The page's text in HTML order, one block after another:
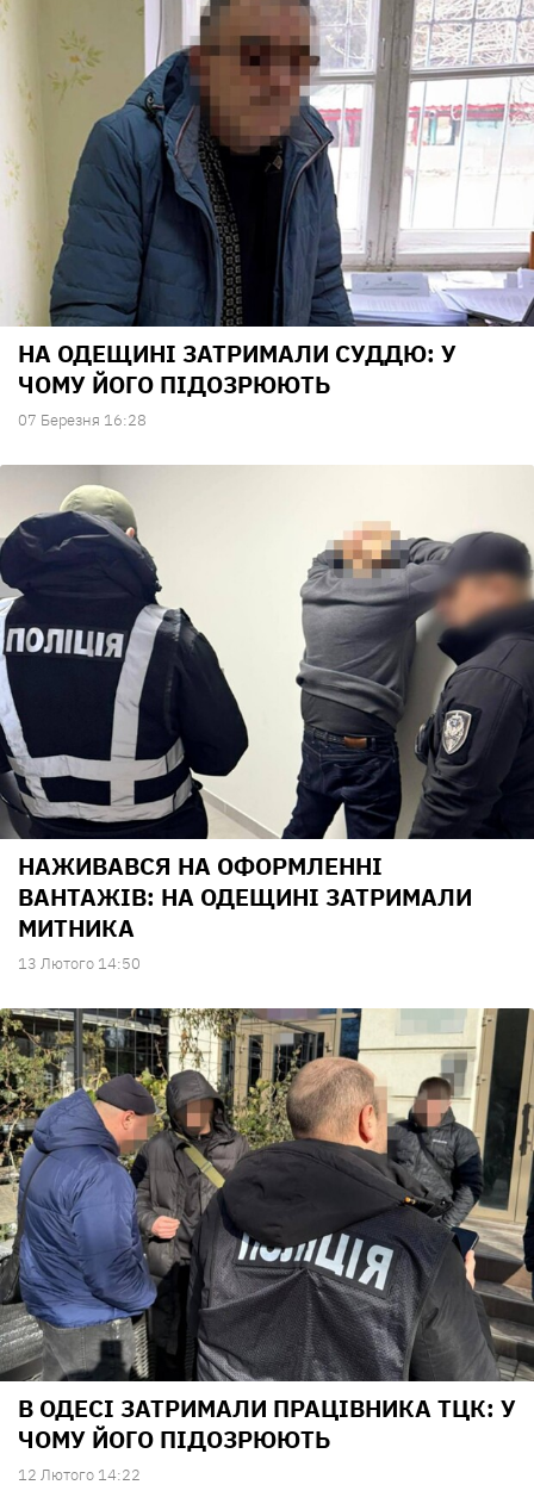
НА ОДЕЩИНІ ЗАТРИМАЛИ СУДДЮ: У
ЧОМУ ЙОГО ПІДОЗРЮЮТЬ
07 Березня 16:28
НАЖИВАВСЯ НА ОФОРМЛЕННІ
ВАНТАЖІВ: НА ОДЕЩИНІ ЗАТРИМАЛИ
МИТНИКА
13 Лютого 14:50
В ОДЕСІ ЗАТРИМАЛИ ПРАЦІВНИКА ТЦК: У
ЧОМУ ЙОГО ПІДОЗРЮЮТЬ
12 Лютого 14:22